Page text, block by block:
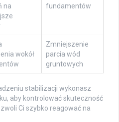
na
fundamentów
wokół
Zmniejszenie
parcia wód
gruntowych
stabilizacji wykonasz
aby kontrolować skuteczność
Ci szybko reagować na